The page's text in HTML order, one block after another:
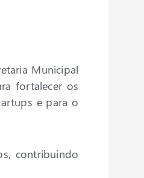
Municipal
fortalecer os
e para o
contribuindo